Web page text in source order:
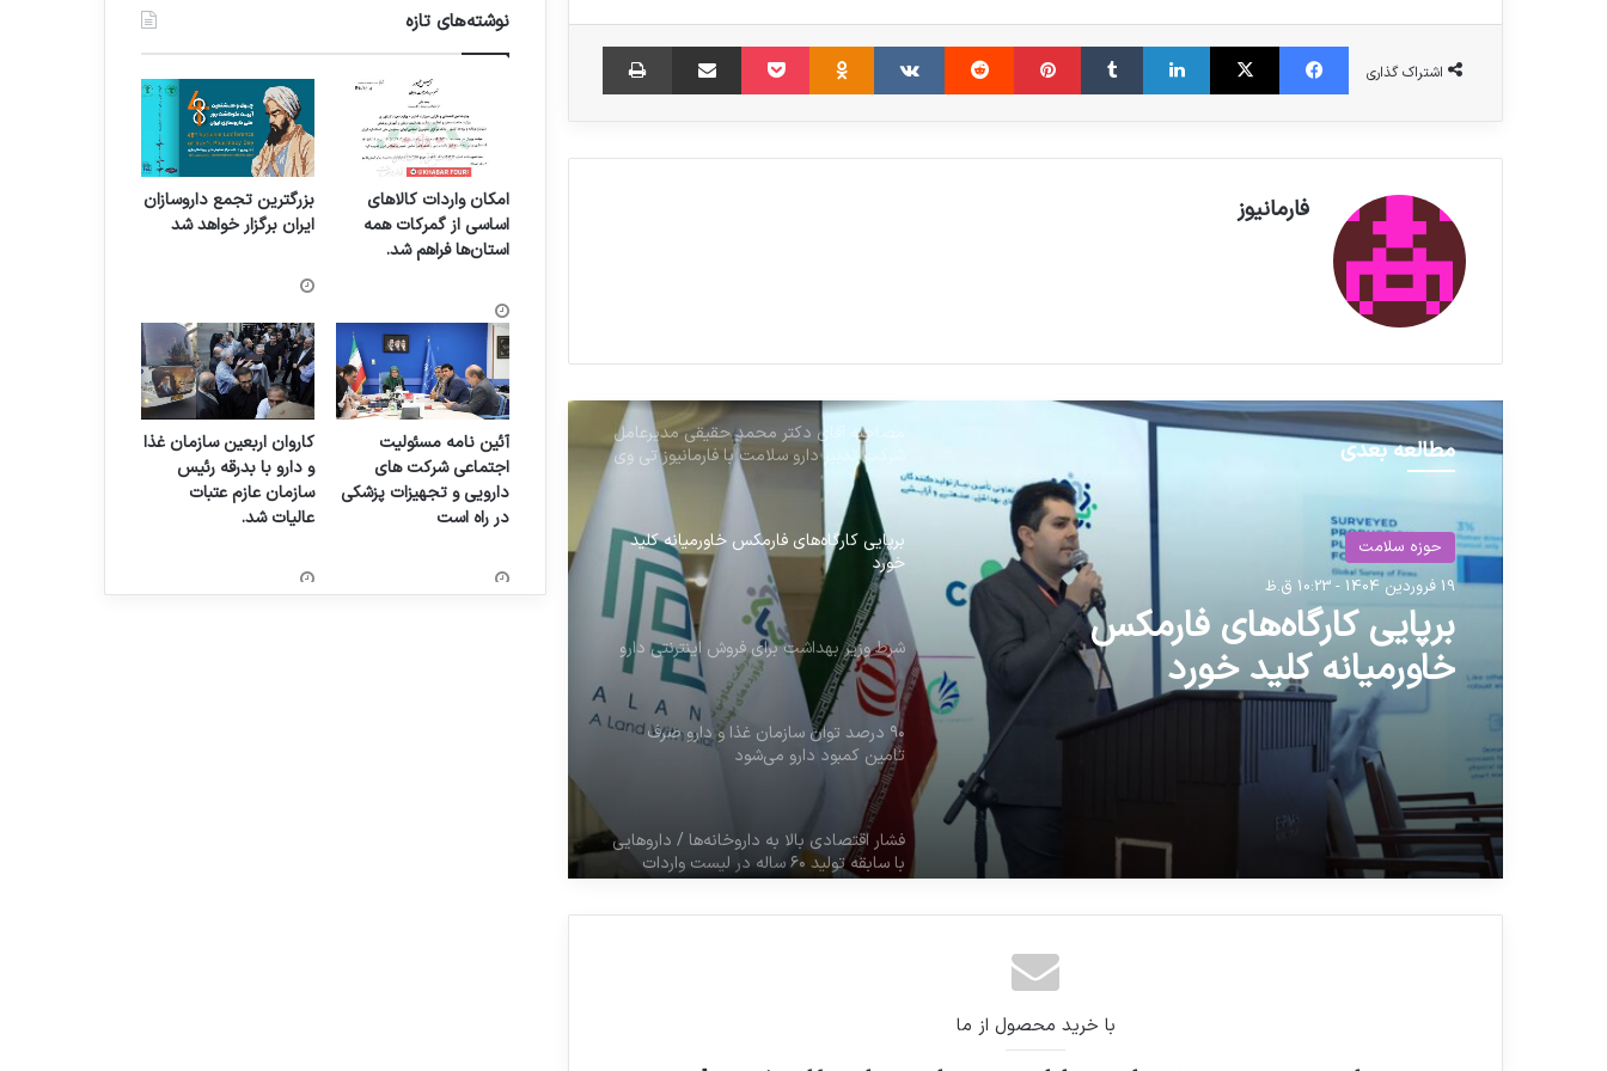
اشتراک گذاری
فیس بوک X لینکدین ‫تامبلر ‫پین‌ترست ‫رددیت ‫VKontakte
‫Odnoklassniki پاکت اشتراک گذاری از طریق ایمیل
فارمانیوز
مطالعه بعدی
حوزه سلامت
19 فروردین 1404 - 10:23 ق.ظ
برپایی کارگاه‌های فارمکس
خاورمیانه کلید خورد
شرط وزیر بهداشت برای فروش اینترنتی دارو
مصاحبه آقای دکتر محمد حقیقی مدیرعامل
شرکت تدبیر دارو سلامت با فارمانیوز تی وی
برپایی کارگاه‌های فارمکس خاورمیانه کلید
خورد
شرط وزیر بهداشت برای فروش اینترنتی دارو
۹۰ درصد توان سازمان غذا و دارو صرف
تامین کمبود دارو می‌شود
فشار اقتصادی بالا به داروخانه‌ها / داروهایی
با سابقه تولید ۶۰ ساله در لیست واردات
فوریتی!
با خرید محصول از ما
نوشته‌های تازه
امکان واردات کالاهای
اساسی از گمرکات همه
استان‌ها فراهم شد.
بزرگترین تجمع داروسازان
ایران برگزار خواهد شد
آئین نامه مسئولیت
اجتماعی شرکت های
دارویی و تجهیزات پزشکی
در راه است
کاروان اربعین سازمان غذا
و دارو با بدرقه رئیس
سازمان عازم عتبات
عالیات شد.